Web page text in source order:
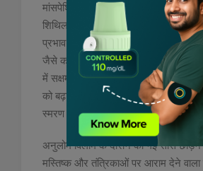
मांसपेशियां शिथिल हो जाती हैं, जिससे चेहरे
शिथिल हो जाती हैं। चेहरे की मांसपेशियों पर
प्रभाव उन्हें मस्तिष्क पर किसी अतिरिक्त
जैसे कान, आंख, जीभ, नाक और त्वचा तक
में सक्षम बनाता है। तनाव के इस कम स्तर से
को बढ़ाने और मन की स्थिरता लाने में मदद
स्मरण शक्ति में सुधार कर सकता है।
अनुलोम विलोम के दौरान की गई साँस छोड़ने
मस्तिष्क और तंत्रिकाओं पर आराम देने वाला